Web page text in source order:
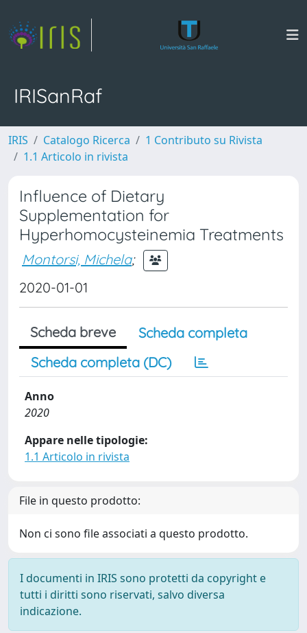
IRISanRaf
IRIS Catalogo Ricerca
1 Contributo su Rivista
1.1 Articolo in rivista
Influence of Dietary
Supplementation for
Hyperhomocysteinemia Treatments
Montorsi, Michela;
2020-01-01
Scheda breve
Scheda completa
Scheda completa (DC)
Anno
2020
Appare nelle tipologie:
1.1 Articolo in rivista
File in questo prodotto:
Non ci sono file associati a questo prodotto.
I documenti in IRIS sono protetti da copyright e
tutti i diritti sono riservati, salvo diversa
indicazione.